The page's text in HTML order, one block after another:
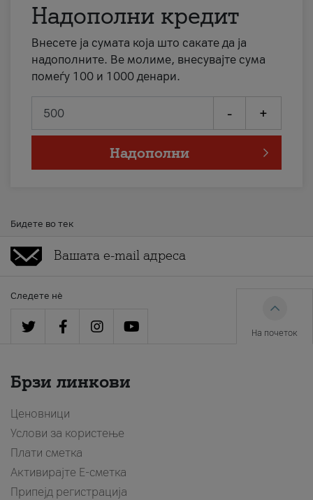
Надополни кредит
Внесете ја сумата која што сакате да ја
надополните. Ве молиме, внесувајте сума
помеѓу 100 и 1000 денари.
- +
Надополни
Бидете во тек
Следете нè
На почеток
Брзи линкови
Ценовници
Услови за користење
Плати сметка
Активирајте Е-сметка
Припејд регистрација